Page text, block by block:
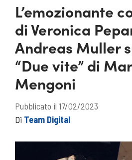
L’emozionante
di Veronica
Andreas Muller
“Due vite” di
Mengoni
Pubblicato il 17/02/2023
Di Team Digital